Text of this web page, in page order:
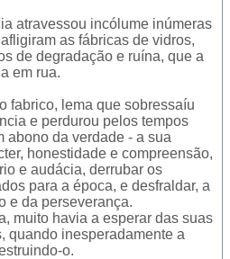
atravessou incólume inúmeras
as fábricas de vidros,
de degradação e ruína, que a
em rua.
fabrico, lema que sobressaíu
e perdurou pelos tempos
abono da verdade - a sua
honestidade e compreensão,
e audácia, derrubar os
para a época, e desfraldar, a
e da perseverança.
muito havia a esperar das suas
quando inesperadamente a
o.